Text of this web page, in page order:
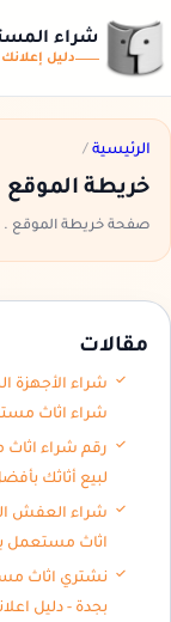
شراء
دليل إعلانك
الرئيسية /
خريطة الموقع
صفحة خريطة الموقع .
مقالات
شراء الأجهزة
شراء اثاث
رقم شراء
لبيع أثاثك
شراء العفش
اثاث مستعمل
نشتري اثاث
بجدة - دليل